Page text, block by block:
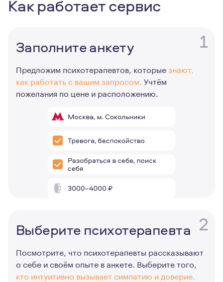
Как работает сервис
1
Заполните анкету
Предложим психотерапевтов, которыезнают,
как работать с вашим запросом. Учтём
пожелания по цене и расположению.
2
Выберите психотерапевта
Посмотрите, что психотерапевты рассказывают
о себе и своём опыте в анкете. Выберите того,
кто интуитивно вызывает симпатию и доверие.